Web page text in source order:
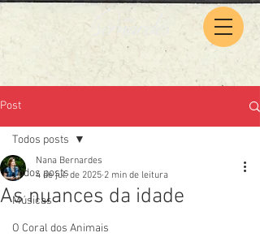
Post
Todos posts
Músicas
O Coral dos Animais
Todos posts
As nuances da idade
Nana Bernardes
4 de jul. de 2025 2 min de leitura